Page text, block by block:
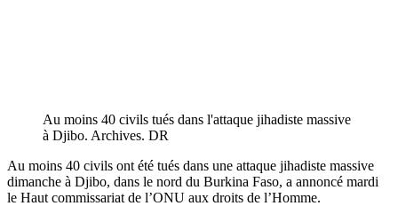
Au moins 40 civils tués dans l'attaque jihadiste massive
à Djibo. Archives. DR
Au moins 40 civils ont été tués dans une attaque jihadiste massive
dimanche à Djibo, dans le nord du Burkina Faso, a annoncé mardi
le Haut commissariat de l’ONU aux droits de l’Homme.